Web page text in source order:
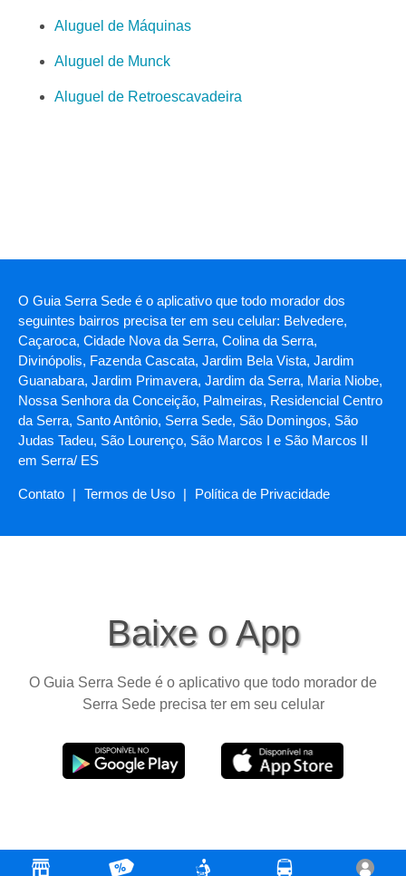
Aluguel de Máquinas
Aluguel de Munck
Aluguel de Retroescavadeira
O Guia Serra Sede é o aplicativo que todo morador dos
seguintes bairros precisa ter em seu celular: Belvedere,
Caçaroca, Cidade Nova da Serra, Colina da Serra,
Divinópolis, Fazenda Cascata, Jardim Bela Vista, Jardim
Guanabara, Jardim Primavera, Jardim da Serra, Maria Niobe,
Nossa Senhora da Conceição, Palmeiras, Residencial Centro
da Serra, Santo Antônio, Serra Sede, São Domingos, São
Judas Tadeu, São Lourenço, São Marcos I e São Marcos II
em Serra/ ES
Contato | Termos de Uso | Política de Privacidade
Baixe o App
O Guia Serra Sede é o aplicativo que todo morador de
Serra Sede precisa ter em seu celular